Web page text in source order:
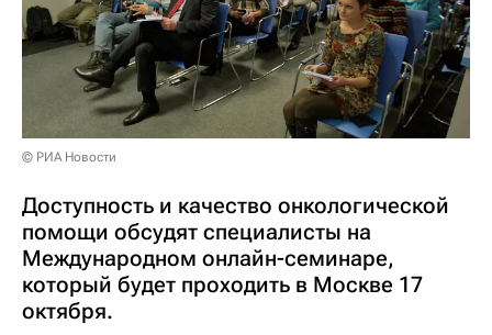
© РИА Новости
Доступность и качество онкологической
помощи обсудят специалисты на
Международном онлайн-семинаре,
который будет проходить в Москве 17
октября.